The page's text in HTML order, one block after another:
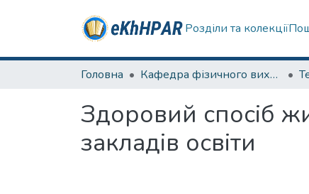
Розділи та колекції
Головна Кафедра фізичного виховання та спортивного вдосконалення
Здоровий спосіб
закладів освіти